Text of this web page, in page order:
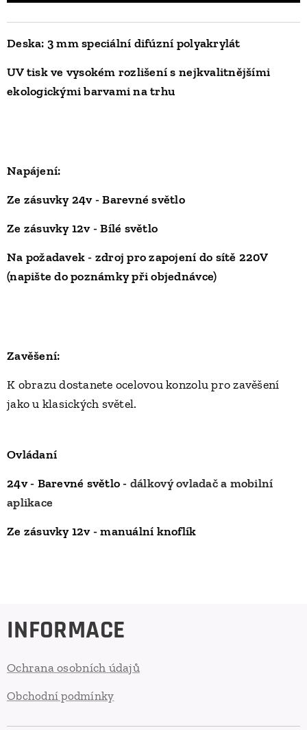
Deska: 3 mm speciální difúzní polyakrylát
UV tisk ve vysokém rozlišení s nejkvalitnějšími
ekologickými barvami na trhu
Napájení:
Ze zásuvky 24v -Barevné světlo
Ze zásuvky 12v -Bílé světlo
Na požadavek - zdroj pro zapojení do sítě 220V
(napište do poznámky při objednávce)
Zavěšení:
K obrazu dostanete ocelovou konzolu pro zavěšení
jako u klasických světel.
Ovládaní
24v - Barevné světlo - dálkový ovladač a mobilní
aplikace
Ze zásuvky 12v - manuální knoflík
INFORMACE
Ochrana osobních údajů
Obchodní podmínky